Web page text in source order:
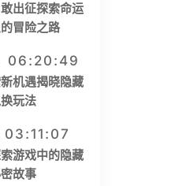
出征探索命运
冒险之路
06:20:49
机遇揭晓隐藏
玩法
游戏中的隐藏
故事